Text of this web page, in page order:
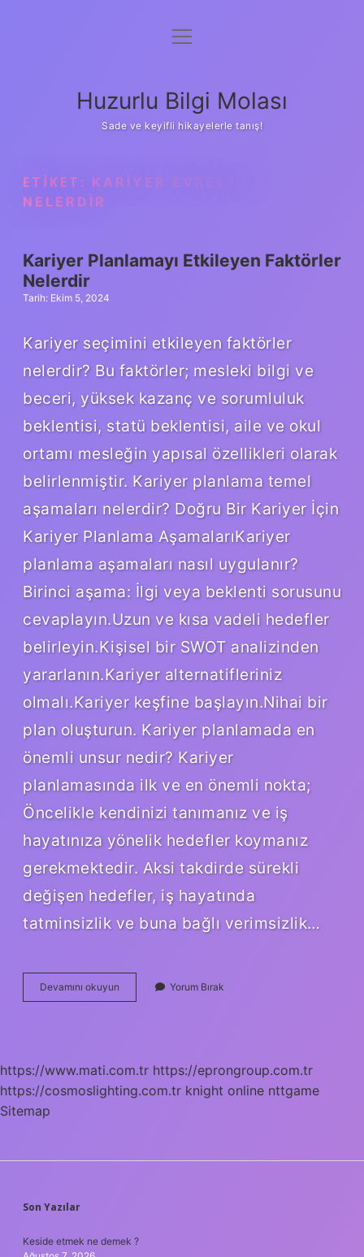
Anasayfa
Yasal Uyarı
menüyü
Huzurlu Bilgi Molası
Sade ve keyifli hikayelerle tanış!
ETIKET: KARIYER EVRELERI
NELERDIR
Kariyer Planlamayı Etkileyen Faktörler
Nelerdir
Tarih: Ekim 5, 2024
Kariyer seçimini etkileyen faktörler
nelerdir? Bu faktörler; mesleki bilgi ve
beceri, yüksek kazanç ve sorumluluk
beklentisi, statü beklentisi, aile ve okul
ortamı mesleğin yapısal özellikleri olarak
belirlenmiştir. Kariyer planlama temel
aşamaları nelerdir? Doğru Bir Kariyer İçin
Kariyer Planlama AşamalarıKariyer
planlama aşamaları nasıl uygulanır?
Birinci aşama: İlgi veya beklenti sorusunu
cevaplayın.Uzun ve kısa vadeli hedefler
belirleyin.Kişisel bir SWOT analizinden
yararlanın.Kariyer alternatifleriniz
olmalı.Kariyer keşfine başlayın.Nihai bir
plan oluşturun. Kariyer planlamada en
önemli unsur nedir? Kariyer
planlamasında ilk ve en önemli nokta;
Öncelikle kendinizi tanımanız ve iş
hayatınıza yönelik hedefler koymanız
gerekmektedir. Aksi takdirde sürekli
değişen hedefler, iş hayatında
tatminsizlik ve buna bağlı verimsizlik…
Devamını okuyun
Planlamayı
Yorum Bırak
https://www.mati.com.tr https://eprongroup.com.tr
https://cosmoslighting.com.tr knight online nttgame
Sitemap
SIDEBAR
Son Yazılar
Keside etmek ne demek ?